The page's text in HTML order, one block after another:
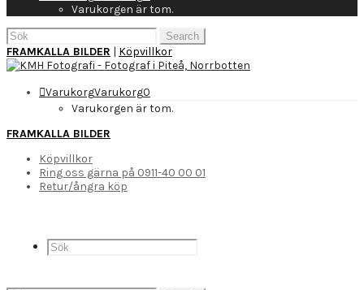
Varukorgen är tom.
Search
for:
FRAMKALLA BILDER | Köpvillkor
VarukorgVarukorg0
Varukorgen är tom.
FRAMKALLA BILDER
Köpvillkor
Ring oss gärna på 0911-40 00 01
Retur/ångra köp